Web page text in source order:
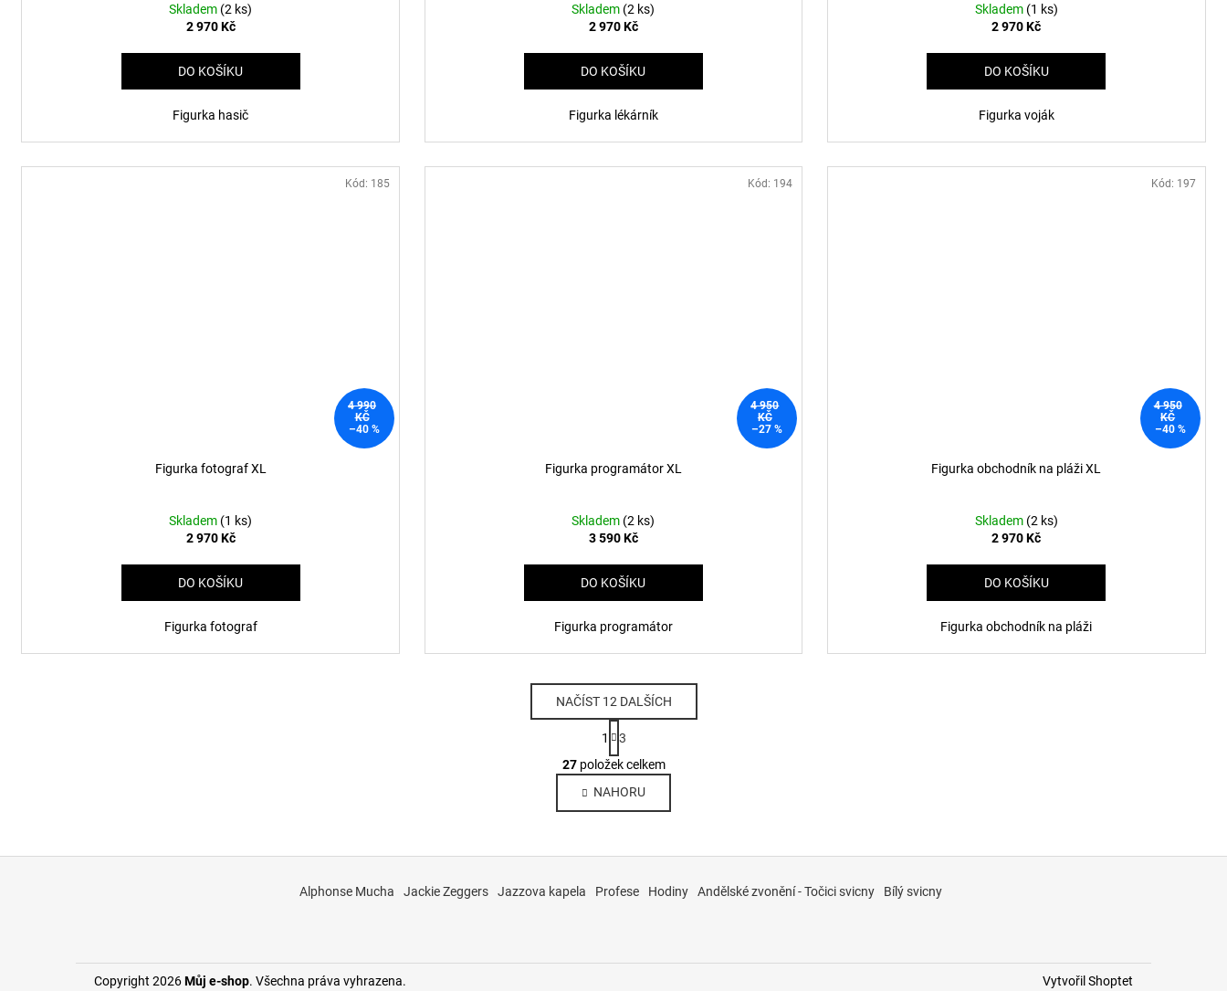
Skladem (2 ks)
2 970 Kč
DO KOŠÍKU
Figurka hasič
Skladem (2 ks)
2 970 Kč
DO KOŠÍKU
Figurka lékárník
Skladem (1 ks)
2 970 Kč
DO KOŠÍKU
Figurka voják
4 990
KČ
–40 %
Figurka fotograf XL
Skladem (1 ks)
2 970 Kč
DO KOŠÍKU
Figurka fotograf
Kód: 185
4 950
KČ
–27 %
Figurka programátor XL
Skladem (2 ks)
3 590 Kč
DO KOŠÍKU
Figurka programátor
Kód: 194
4 950
KČ
–40 %
Figurka obchodník na pláži XL
Skladem (2 ks)
2 970 Kč
DO KOŠÍKU
Figurka obchodník na pláži
Kód: 197
O
v
l
á
a
í
v
NAČÍST 12 DALŠÍCH
S
t
r
á
n
k
n
í
1
3
27položek celkem
NAHORU
Alphonse Mucha Jackie Zeggers Jazzova kapela Profese Hodiny Andělské zvonění - Točici svicny Bílý svicny
Vytvořil Shoptet
Copyright 2026Můj e-shop. Všechna práva vyhrazena.